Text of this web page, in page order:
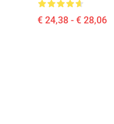
€ 24,38 - € 28,06